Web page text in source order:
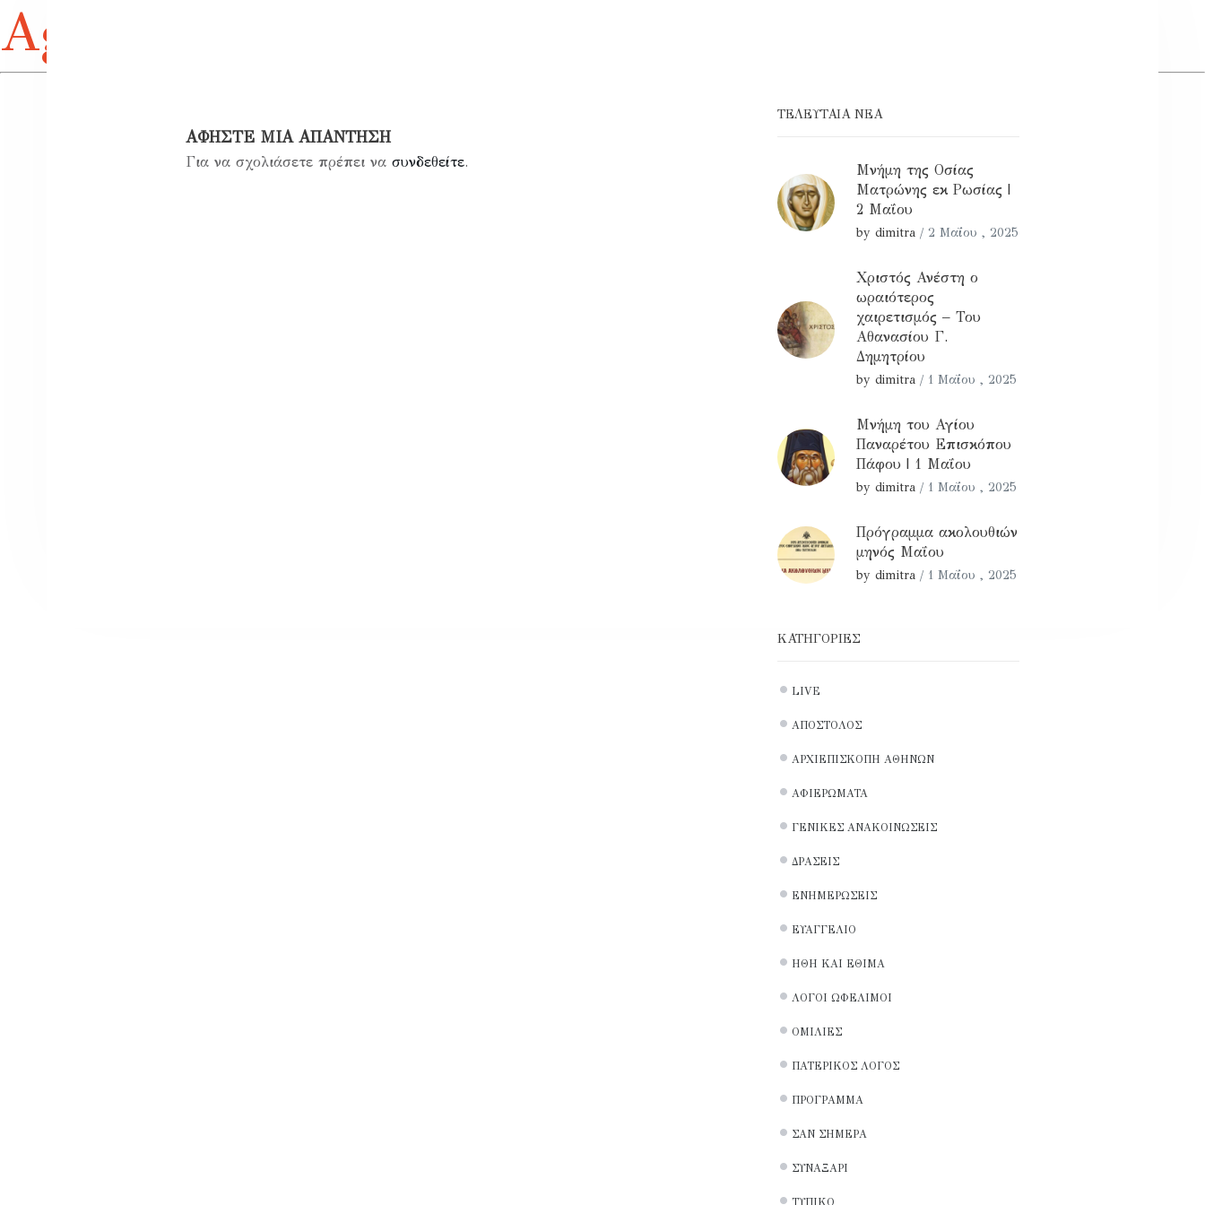
Agios Antonios
ΑΦΉΣΤΕ ΜΙΑ ΑΠΆΝΤΗΣΗ
Για να σχολιάσετε πρέπει να συνδεθείτε.
ΤΕΛΕΥΤΑΊΑ ΝΕΑ
Μνήμη της Οσίας
Ματρώνης εκ Ρωσίας |
2 Μαΐου
by dimitra / 2 Μαΐου , 2025
Χριστός Ανέστη ο
ωραιότερος
χαιρετισμός – Του
Αθανασίου Γ.
Δημητρίου
by dimitra / 1 Μαΐου , 2025
Μνήμη του Αγίου
Παναρέτου Επισκόπου
Πάφου | 1 Μαΐου
by dimitra / 1 Μαΐου , 2025
Πρόγραμμα ακολουθιών
μηνός Μαΐου
by dimitra / 1 Μαΐου , 2025
ΚΑΤΗΓΟΡΊΕΣ
LIVE
ΑΠΌΣΤΟΛΟΣ
ΑΡΧΙΕΠΙΣΚΟΠΉ ΑΘΗΝΏΝ
ΑΦΙΕΡΏΜΑΤΑ
ΓΕΝΙΚΈΣ ΑΝΑΚΟΙΝΏΣΕΙΣ
ΔΡΆΣΕΙΣ
ΕΝΗΜΕΡΏΣΕΙΣ
ΕΥΑΓΓΈΛΙΟ
ΉΘΗ ΚΑΙ ΈΘΙΜΑ
ΛΌΓΟΙ ΩΦΈΛΙΜΟΙ
ΟΜΙΛΊΕΣ
ΠΑΤΕΡΙΚΌΣ ΛΌΓΟΣ
ΠΡΌΓΡΑΜΜΑ
ΣΑΝ ΣΉΜΕΡΑ
ΣΥΝΑΞΆΡΙ
ΤΥΠΙΚΌ